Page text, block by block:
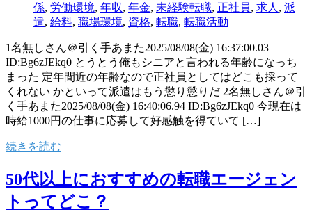
係, 労働環境, 年収, 年金, 未経験転職, 正社員, 求人 , 派
遣, 給料, 職場環境, 資格, 転職, 転職活動
1名無しさん＠引く手あまた2025/08/08(金) 16:37:00.03
ID:Bg6zJEkq0 とうとう俺もシニアと言われる年齢になっち
まった 定年間近の年齢なので正社員としてはどこも採って
くれない かといって派遣はもう懲り懲りだ 2名無しさん＠引
く手あまた2025/08/08(金) 16:40:06.94 ID:Bg6zJEkq0 今現在は
時給1000円の仕事に応募して好感触を得ていて […]
続きを読む
50代以上におすすめの転職エージェン
トってどこ？